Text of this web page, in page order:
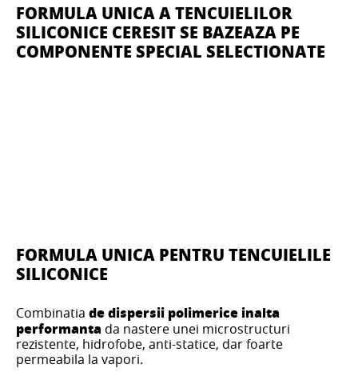
FORMULA UNICA A TENCUIELILOR
SILICONICE CERESIT SE BAZEAZA PE
COMPONENTE SPECIAL SELECTIONATE
FORMULA UNICA PENTRU TENCUIELILE
SILICONICE
Combinatia de dispersii polimerice inalta
performanta da nastere unei microstructuri
rezistente, hidrofobe, anti-statice, dar foarte
permeabila la vapori.